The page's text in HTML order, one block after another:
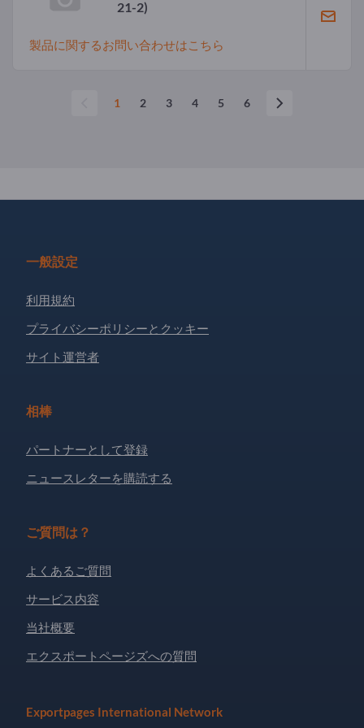
21-2)
製品に関するお問い合わせはこちら
1 2 3 4 5 6
一般設定
利用規約
プライバシーポリシーとクッキー
サイト運営者
相棒
パートナーとして登録
ニュースレターを購読する
ご質問は？
よくあるご質問
サービス内容
当社概要
エクスポートページズへの質問
Exportpages International Network